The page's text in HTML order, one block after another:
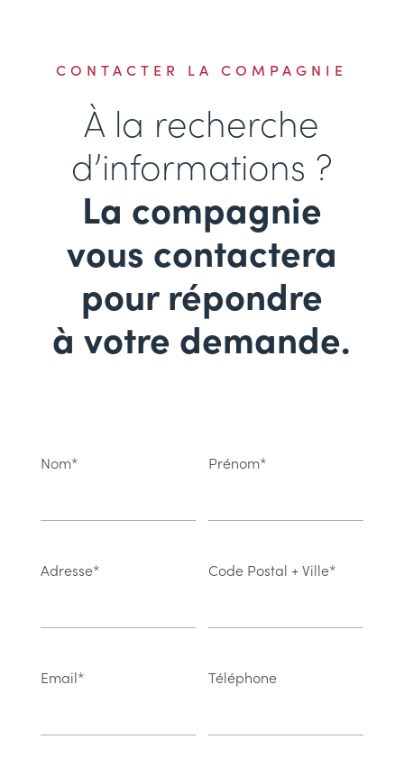
CONTACTER LA COMPAGNIE
À la recherche
d’informations ?
La compagnie
vous contactera
pour répondre
à votre demande.
Nom* Prénom*
Adresse* Code Postal + Ville*
Email* Téléphone